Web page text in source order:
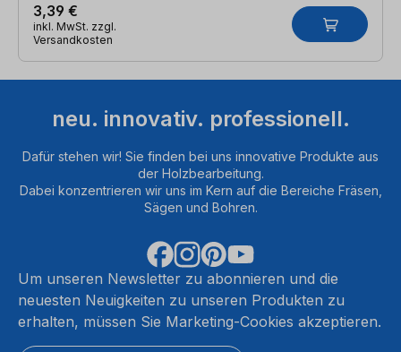
3,39 €
inkl. MwSt. zzgl.
Versandkosten
neu. innovativ. professionell.
Dafür stehen wir! Sie finden bei uns innovative Produkte aus
der Holzbearbeitung.
Dabei konzentrieren wir uns im Kern auf die Bereiche Fräsen,
Sägen und Bohren.
Um unseren Newsletter zu abonnieren und die
neuesten Neuigkeiten zu unseren Produkten zu
erhalten, müssen Sie Marketing-Cookies akzeptieren.